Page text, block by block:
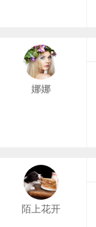
娜娜
陌上花开